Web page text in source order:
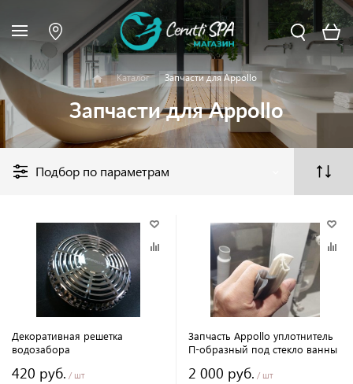
Каталог Запчасти для Appollo
Запчасти для Appollo
Подбор по параметрам
Декоративная решетка
водозабора
420 руб. / шт
Запчасть Appollo уплотнитель
П-образный под стекло ванны
2 000 руб. / шт